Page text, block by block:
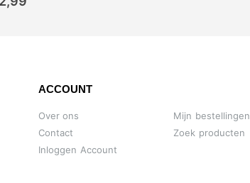
ACCOUNT
Over ons
Contact
Inloggen Account
Mijn bestellingen
Zoek producten